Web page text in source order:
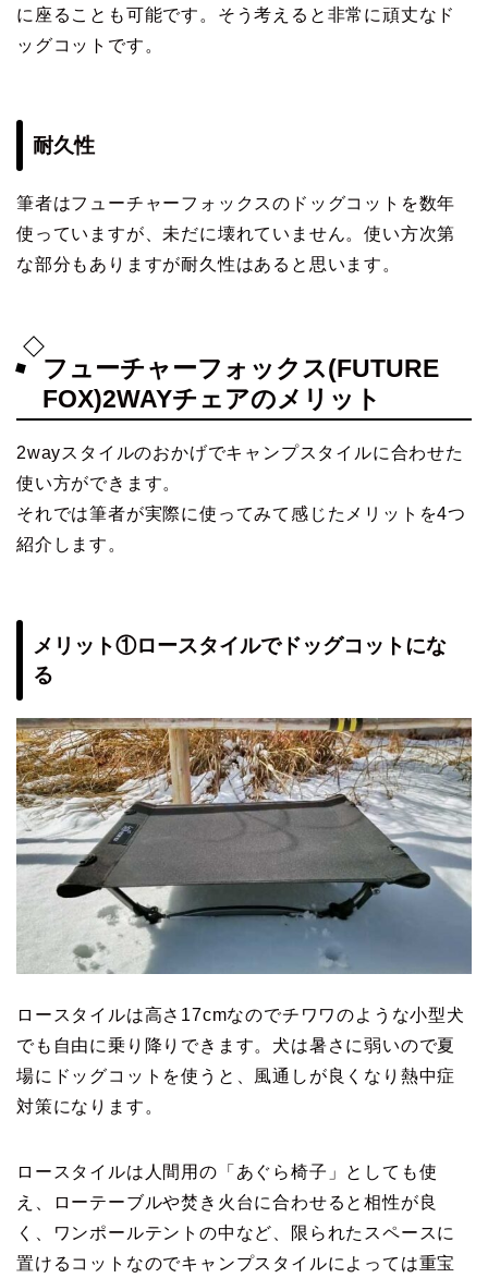
に座ることも可能です。そう考えると非常に頑丈なド
ッグコットです。
耐久性
筆者はフューチャーフォックスのドッグコットを数年
使っていますが、未だに壊れていません。使い方次第
な部分もありますが耐久性はあると思います。
フューチャーフォックス(FUTURE
FOX)2WAYチェアのメリット
2wayスタイルのおかげでキャンプスタイルに合わせた
使い方ができます。
それでは筆者が実際に使ってみて感じたメリットを4つ
紹介します。
メリット①ロースタイルでドッグコットにな
る
ロースタイルは高さ17cmなのでチワワのような小型犬
でも自由に乗り降りできます。犬は暑さに弱いので夏
場にドッグコットを使うと、風通しが良くなり熱中症
対策になります。
ロースタイルは人間用の「あぐら椅子」としても使
え、ローテーブルや焚き火台に合わせると相性が良
く、ワンポールテントの中など、限られたスペースに
置けるコットなのでキャンプスタイルによっては重宝